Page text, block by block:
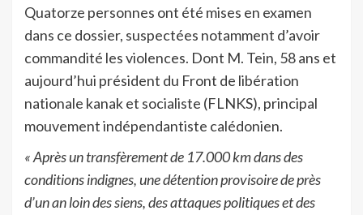
Quatorze personnes ont été mises en examen
dans ce dossier, suspectées notamment d’avoir
commandité les violences. Dont M. Tein, 58 ans et
aujourd’hui président du Front de libération
nationale kanak et socialiste (FLNKS), principal
mouvement indépendantiste calédonien.
« Après un transfèrement de 17.000 km dans des
conditions indignes, une détention provisoire de près
d’un an loin des siens, des attaques politiques et des